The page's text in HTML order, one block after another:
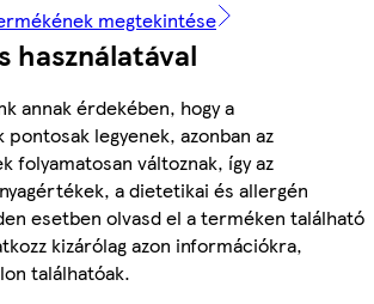
megtekintése
használatával
annak érdekében, hogy a
legyenek, azonban az
folyamatosan változnak, így az
a dietetikai és allergén
esetben olvasd el a terméken található
kizárólag azon információkra,
találhatóak.